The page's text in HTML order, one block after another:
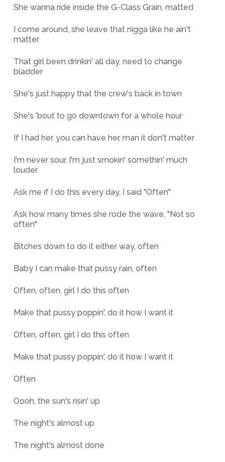
She wanna ride inside the G-Class Grain, matted
I come around, she leave that nigga like he ain't
matter
That girl been drinkin' all day, need to change
bladder
She's just happy that the crew's back in town
She's 'bout to go downtown for a whole hour
If I had her, you can have her, man it don't matter
I'm never sour, I'm just smokin' somethin' much
louder
Ask me if I do this every day, I said "Often"
Ask how many times she rode the wave, "Not so
often"
Bitches down to do it either way, often
Baby I can make that pussy rain, often
Often, often, girl I do this often
Make that pussy poppin', do it how I want it
Often, often, girl I do this often
Make that pussy poppin', do it how I want it
Often
Oooh, the sun's risin' up
The night's almost up
The night's almost done